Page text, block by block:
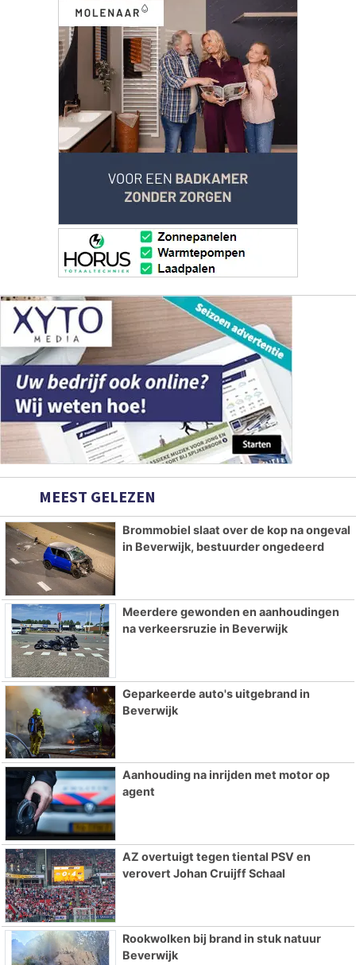
MEEST GELEZEN
Brommobiel slaat over de kop na ongeval
in Beverwijk, bestuurder ongedeerd
Meerdere gewonden en aanhoudingen
na verkeersruzie in Beverwijk
Geparkeerde auto's uitgebrand in
Beverwijk
Aanhouding na inrijden met motor op
agent
AZ overtuigt tegen tiental PSV en
verovert Johan Cruijff Schaal
Rookwolken bij brand in stuk natuur
Beverwijk